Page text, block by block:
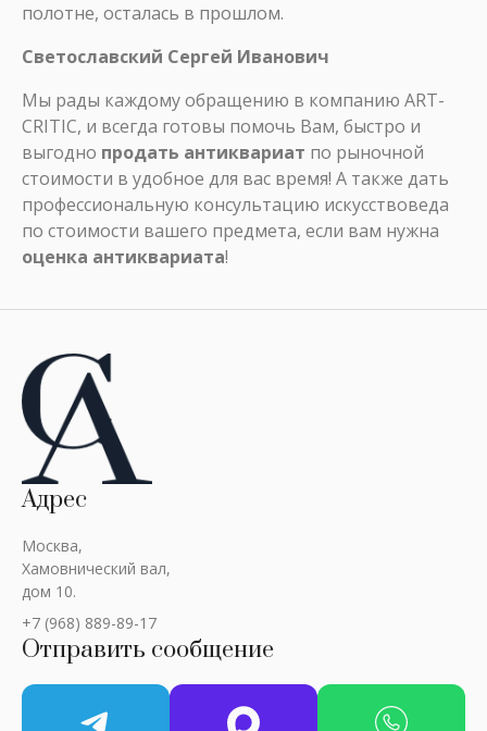
полотне, осталась в прошлом.
Светославский Сергей Иванович
Мы рады каждому обращению в компанию ART-
CRITIC, и всегда готовы помочь Вам, быстро и
выгодно продать антиквариат по рыночной
стоимости в удобное для вас время! А также дать
профессиональную консультацию искусствоведа
по стоимости вашего предмета, если вам нужна
оценка антиквариата!
Адрес
Москва,
Хамовнический вал,
дом 10.
+7 (968) 889-89-17
Отправить сообщение